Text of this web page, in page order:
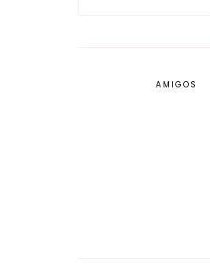
AMIGOS